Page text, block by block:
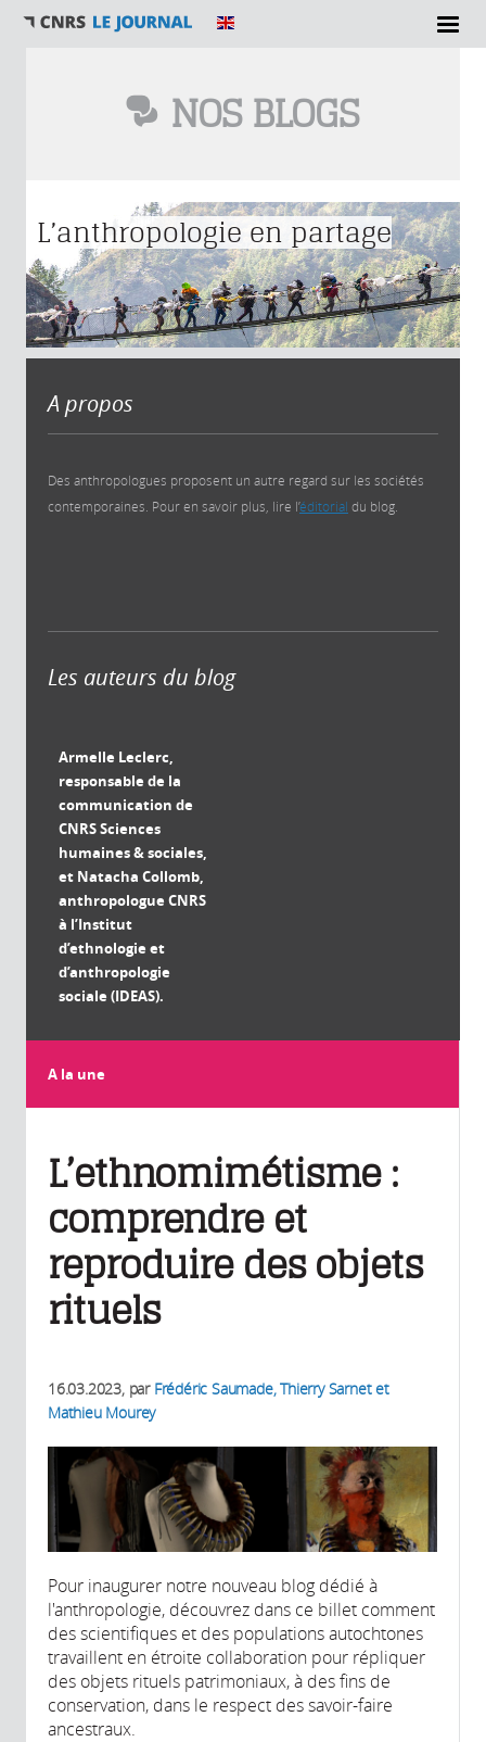
NOS BLOGS
L’anthropologie en partage
A propos
Des anthropologues proposent un autre regard sur les sociétés
contemporaines. Pour en savoir plus, lire l’éditorial du blog.
Les auteurs du blog
Armelle Leclerc,
responsable de la
communication de
CNRS Sciences
humaines & sociales,
et Natacha Collomb,
anthropologue CNRS
à l’Institut
d’ethnologie et
d’anthropologie
sociale (IDEAS).
A la une
L’ethnomimétisme :
comprendre et
reproduire des objets
rituels
16.03.2023, par Frédéric Saumade, Thierry Sarnet et
Mathieu Mourey
Pour inaugurer notre nouveau blog dédié à
l'anthropologie, découvrez dans ce billet comment
des scientifiques et des populations autochtones
travaillent en étroite collaboration pour répliquer
des objets rituels patrimoniaux, à des fins de
conservation, dans le respect des savoir-faire
ancestraux.